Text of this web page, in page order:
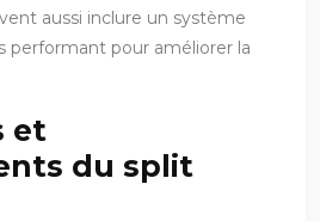
aussi inclure un système
performant pour améliorer la
et
du split